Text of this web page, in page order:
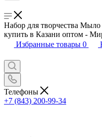
Набор для творчества
купить в Казани оптом -
Избранные товары 0
Телефоны
+7 (843) 200-99-34